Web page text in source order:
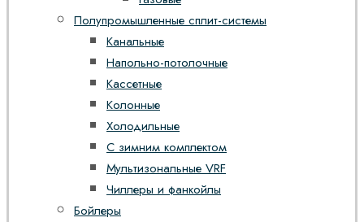
Полупромышленные сплит-системы
Канальные
Напольно-потолочные
Кассетные
Колонные
Холодильные
С зимним комплектом
Мультизональные VRF
Чиллеры и фанкойлы
Бойлеры